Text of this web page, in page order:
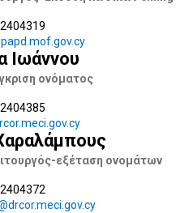
Ιωάννου
ονόματος
εξέταση ονομάτων